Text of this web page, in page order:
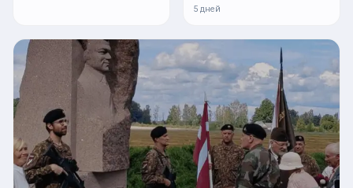
5 дней